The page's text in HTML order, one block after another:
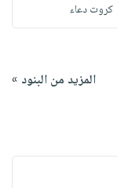
كروت دعاء
المزيد من البنود »